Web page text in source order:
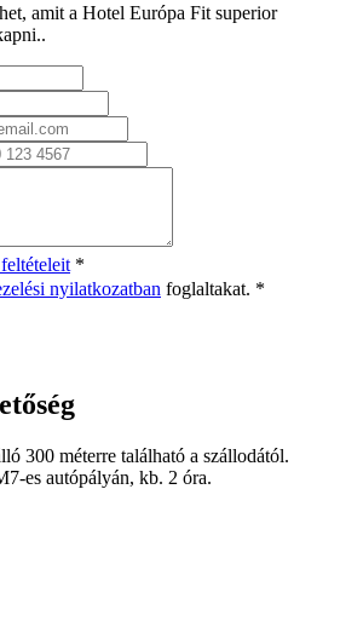
amit a Hotel Európa Fit superior
*
nyilatkozatban foglaltakat. *
300 méterre található a szállodától.
es autópályán, kb. 2 óra.